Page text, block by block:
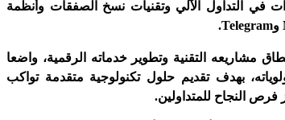
في التداول الآلي وتقنيات نسخ الصفقات وأنظمة
مشاريعه التقنية وتطوير خدماته الرقمية، واضعا
بهدف تقديم حلول تكنولوجية متقدمة تواكب
فرص النجاح للمتداولين.